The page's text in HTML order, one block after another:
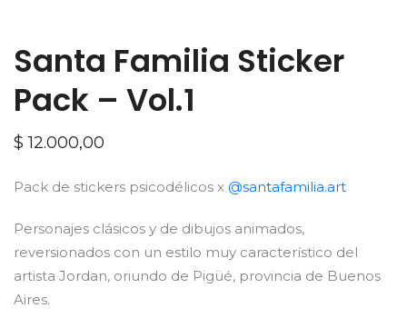
Santa Familia Sticker
Pack – Vol.1
$ 12.000,00
Pack de stickers psicodélicos x @santafamilia.art
Personajes clásicos y de dibujos animados,
reversionados con un estilo muy característico del
artista Jordan, oriundo de Pigüé, provincia de Buenos
Aires.